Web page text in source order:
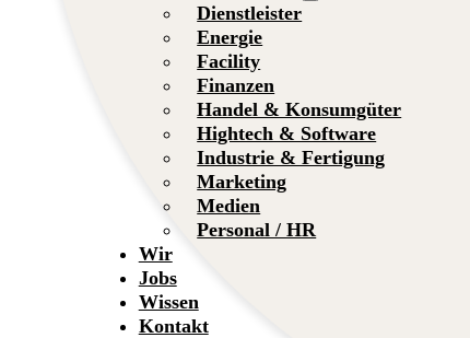
Dienstleister
Energie
Facility
Finanzen
Handel & Konsumgüter
Hightech & Software
Industrie & Fertigung
Marketing
Medien
Personal / HR
Wir
Jobs
Wissen
Kontakt